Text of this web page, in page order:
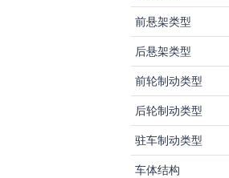
前悬架类型
后悬架类型
前轮制动类型
后轮制动类型
驻车制动类型
车体结构